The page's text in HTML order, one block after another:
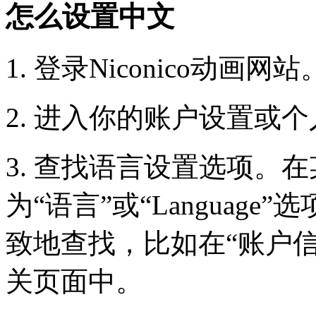
怎么设置中文
1. 登录Niconico动画网站
2. 进入你的账户设置或
3. 查找语言设置选项。
为“语言”或“Language”
致地查找，比如在“账户
关页面中。